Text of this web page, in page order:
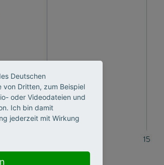
Deutschen
Dritten, zum Beispiel
oder Videodateien und
Ich bin damit
jederzeit mit Wirkung